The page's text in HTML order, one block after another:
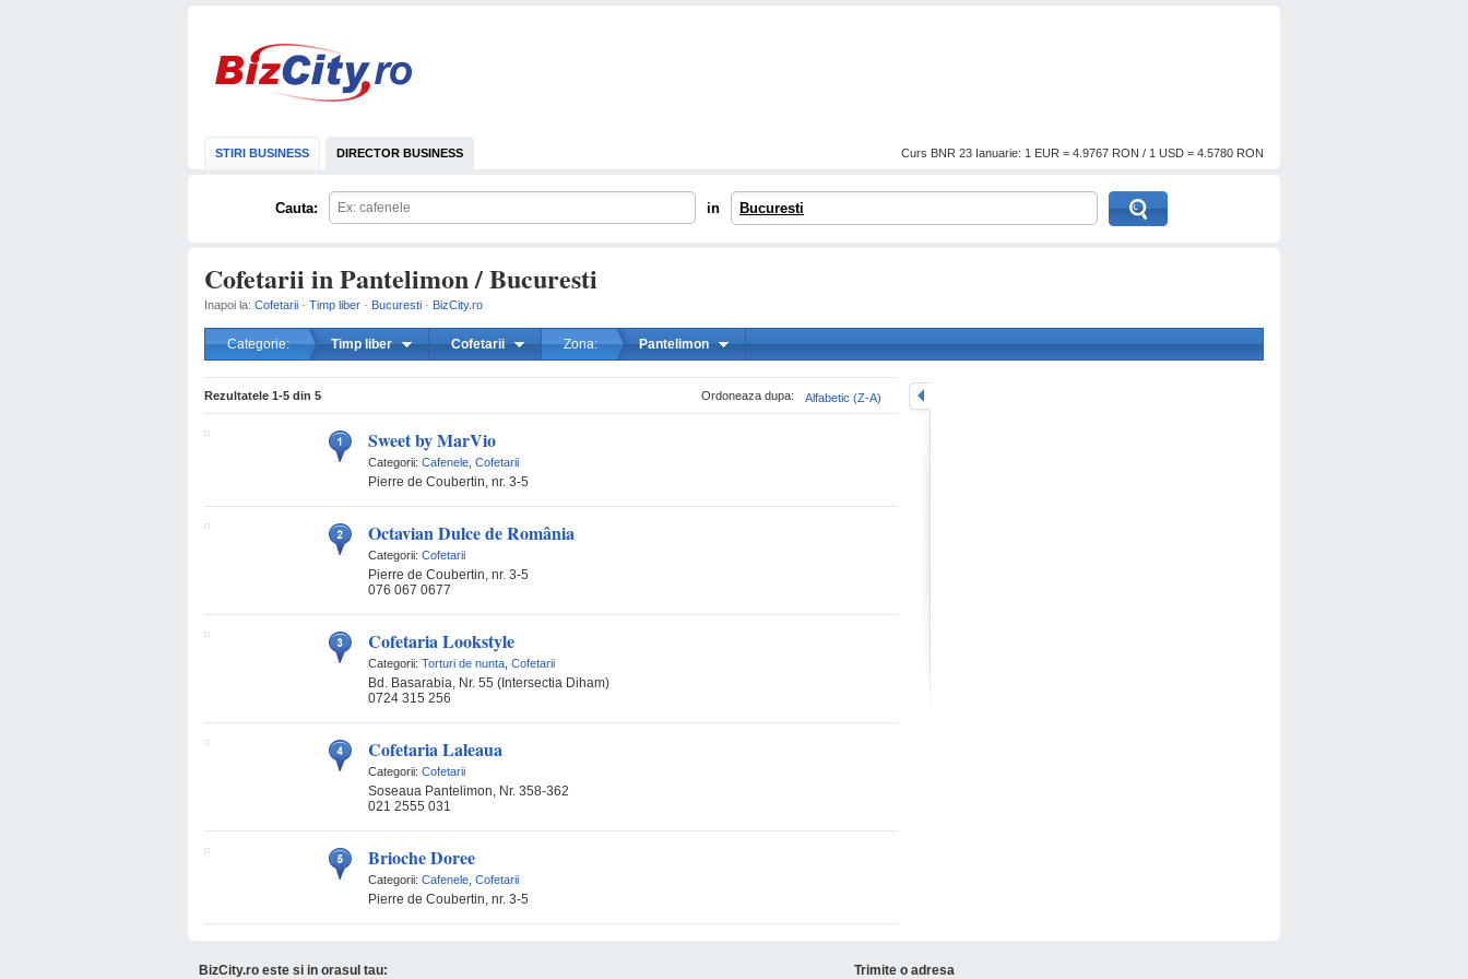
STIRI BUSINESS DIRECTOR BUSINESS Curs BNR 23 Ianuarie: 1 EUR = 4.9767 RON / 1 USD = 4.5780 RON
Cauta: in Bucuresti
Cofetarii in Pantelimon / Bucuresti
Inapoi la: Cofetarii · Timp liber · Bucuresti · BizCity.ro
Categorie: Timp liber Cofetarii Zona: Pantelimon
Alfabetic (Z-A)
Ordoneaza dupa:
Rezultatele 1-5 din 5
Sweet by MarVio
Categorii: Cafenele Cofetarii
Pierre de Coubertin, nr. 3-5
Octavian Dulce de România
Categorii: Cofetarii
Pierre de Coubertin, nr. 3-5
076 067 0677
Cofetaria Lookstyle
Categorii: Torturi de nunta Cofetarii
Bd. Basarabia, Nr. 55 (Intersectia Diham)
0724 315 256
Cofetaria Laleaua
Categorii: Cofetarii
Soseaua Pantelimon, Nr. 358-362
021 2555 031
Brioche Doree
Categorii: Cafenele Cofetarii
Pierre de Coubertin, nr. 3-5
BizCity.ro este si in orasul tau: Trimite o adresa